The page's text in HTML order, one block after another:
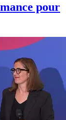
pour